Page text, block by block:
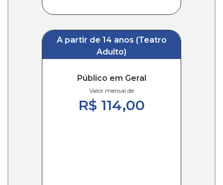
A partir de 14 anos (Teatro
Adulto)
Público em Geral
Valor mensal de
R$ 114,00